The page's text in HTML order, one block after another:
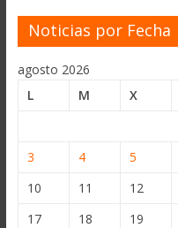
Noticias por Fecha
agosto 2026
L
M X
3
4 5
10
11 12
17
18 19